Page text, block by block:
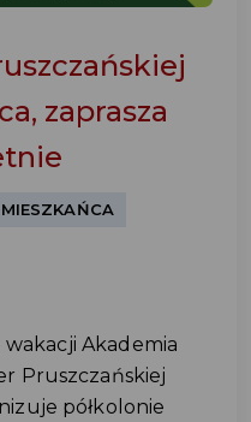
zaprasza
Akademia
Pruszczańskiej
półkolonie